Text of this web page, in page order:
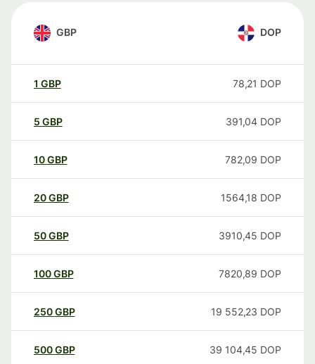
GBP DOP
1 GBP 78,21 DOP
5 GBP 391,04 DOP
10GBP 782,09 DOP
20GBP 1564,18 DOP
50GBP 3910,45 DOP
100GBP 7820,89 DOP
250GBP 19 552,23 DOP
500GBP 39 104,45 DOP